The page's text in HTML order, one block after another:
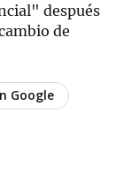
después
de
Google